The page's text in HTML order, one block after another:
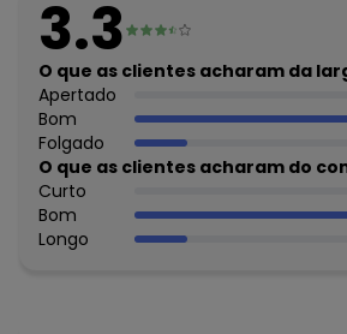
Comprimento da manga: Curta
Complemento: Botões decorativos;
Comprimento: Tradicional
Material: Voil Devorê
Estação: Ano Inteiro
Situação de Uso: Casual
Composição Material: 61% Poliéster,
3.3
O que as clientes acharam da
Apertado
Bom
Folgado
O que as clientes acharam do
Curto
Bom
Longo